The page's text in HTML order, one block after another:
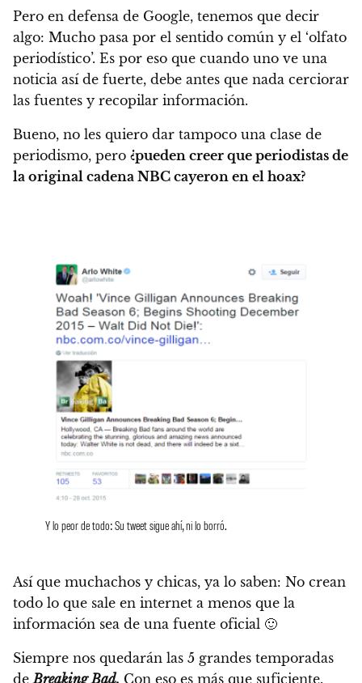
Pero en defensa de Google, tenemos que decir
algo: Mucho pasa por el sentido común y el ‘olfato
periodístico’. Es por eso que cuando uno ve una
noticia así de fuerte, debe antes que nada cerciorar
las fuentes y recopilar información.
Bueno, no les quiero dar tampoco una clase de
periodismo, pero ¿pueden creer que periodistas de
la original cadena NBC cayeron en el hoax?
Y lo peor de todo: Su tweet sigue ahí, ni lo borró.
Así que muchachos y chicas, ya lo saben: No crean
todo lo que sale en internet a menos que la
información sea de una fuente oficial 🙂
Siempre nos quedarán las 5 grandes temporadas
deBreaking Bad. Con eso es más que suficiente.